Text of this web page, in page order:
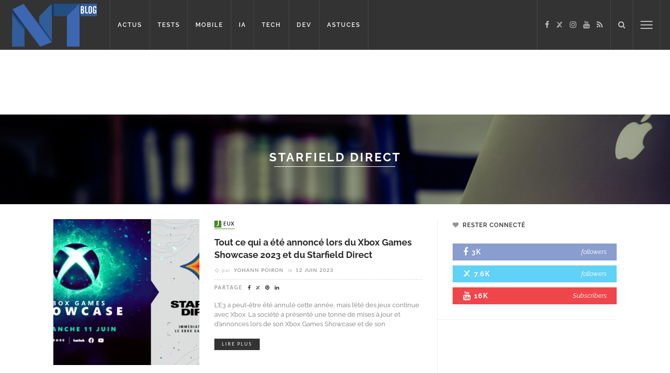
ACTUS TESTS MOBILE IA TECH DEV ASTUCES
STARFIELD DIRECT
JEUX
Tout ce qui a été annoncé lors du Xbox Games
Showcase 2023 et du Starfield Direct
par YOHANN POIRON le 12 JUIN 2023
PARTAGE
L’E3 a peut-être été annulé cette année, mais l’été des jeux continue
avec Xbox. La société a présenté une tonne de mises à jour et
d’annonces lors de son Xbox Games Showcase et de son
LIRE PLUS
RESTER CONNECTÉ
3K followers
7.6K followers
16K Subscribers